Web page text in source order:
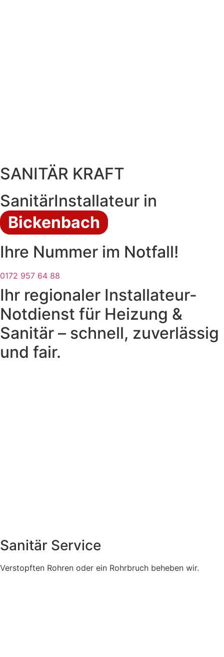
SANITÄR KRAFT
SanitärInstallateur in
Bickenbach
Ihre Nummer im Notfall!
0172 957 64 88
Ihr regionaler Installateur-
Notdienst für Heizung &
Sanitär – schnell, zuverlässig
und fair.
Sanitär Service
Verstopften Rohren oder ein Rohrbruch beheben wir.